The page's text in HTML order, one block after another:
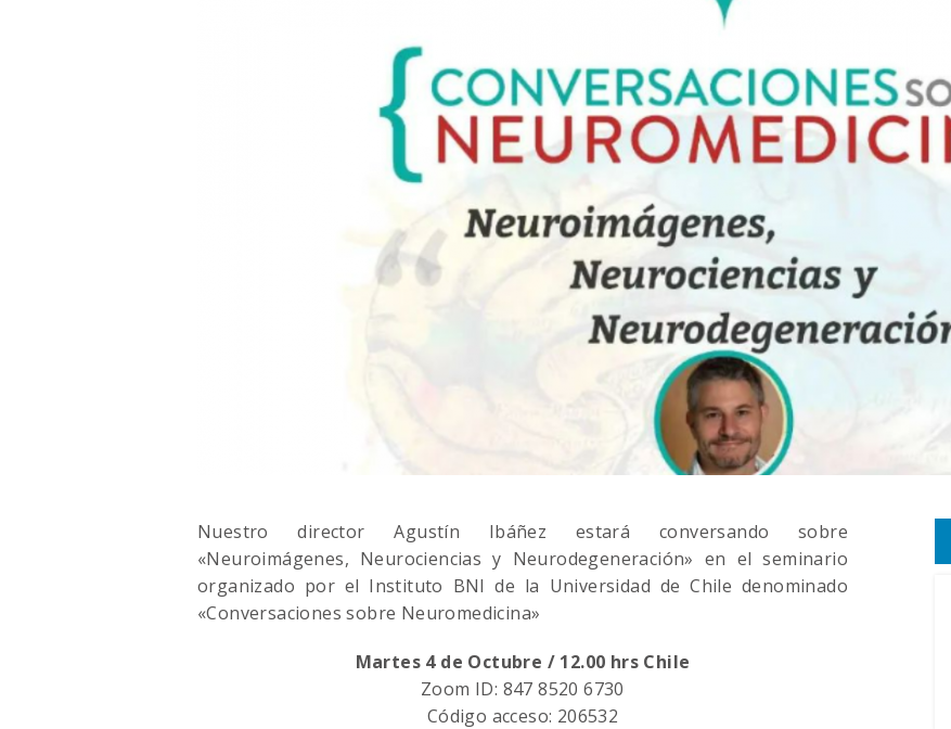
Nuestro director Agustín Ibáñez estará conversando sobre
«Neuroimágenes, Neurociencias y Neurodegeneración» en el seminario
organizado por el Instituto BNI de la Universidad de Chile denominado
«Conversaciones sobre Neuromedicina»
Martes 4 de Octubre / 12.00 hrs Chile
Zoom ID: 847 8520 6730
Código acceso: 206532